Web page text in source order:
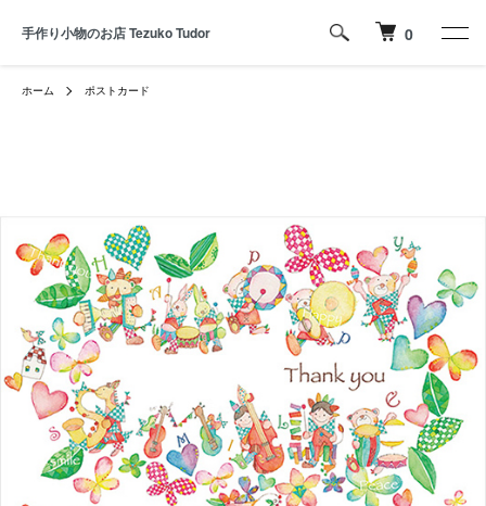
手作り小物のお店 Tezuko Tudor 0
ホーム ポストカード